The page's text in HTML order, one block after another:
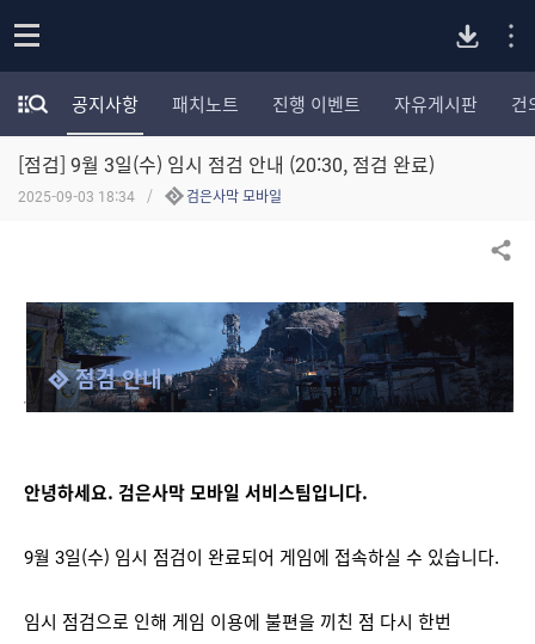
p
e
n
다
운
모
험
가
포
리
전
체
보
공지사항 패치노트 진행 이벤트 자유게시판 건
[점검] 9월 3일(수) 임시 점검 안내 (20:30, 점검 완료)
2025-09-03 18:34 검은사막 모바일
공유하기
점검 안내
안녕하세요. 검은사막 모바일 서비스팀입니다.
9월 3일(수) 임시 점검이 완료되어 게임에 접속하실 수 있습니다.
임시 점검으로 인해 게임 이용에 불편을 끼친 점 다시 한번